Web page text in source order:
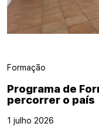
Formação
Programa de
percorrer o país
1 julho 2026